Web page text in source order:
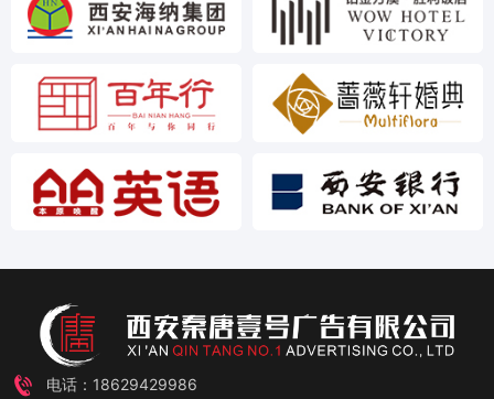
电话：18629429986